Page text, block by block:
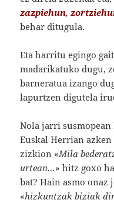
zazpiehun,
behar ditugula.
Eta harritu egingo
madarikatuko dugu,
barneratua izango
lapurtzen digutela
Nola jarri
Euskal Herrian
zizkion «Mila
urtean…» hitz goxo
bat? Hain asmo onaz
«hizkuntzak biziak